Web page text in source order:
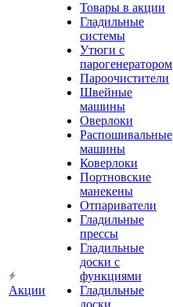
Акции
Товары в акции
Гладильные
системы
Утюги с
парогенератором
Пароочистители
Швейные
машины
Оверлоки
Распошивальные
машины
Коверлоки
Портновские
манекены
Отпариватели
Гладильные
прессы
Гладильные
доски с
функциями
Гладильные
доски